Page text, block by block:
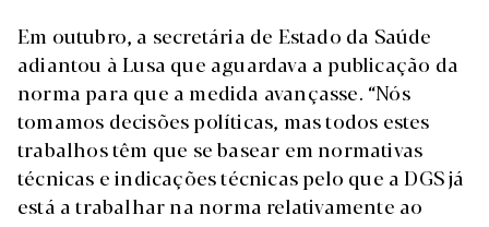
Em outubro, a secretária de Estado da Saúde
adiantou à Lusa que aguardava a publicação da
norma para que a medida avançasse. “Nós
tomamos decisões políticas, mas todos estes
trabalhos têm que se basear em normativas
técnicas e indicações técnicas pelo que a DGS já
está a trabalhar na norma relativamente ao